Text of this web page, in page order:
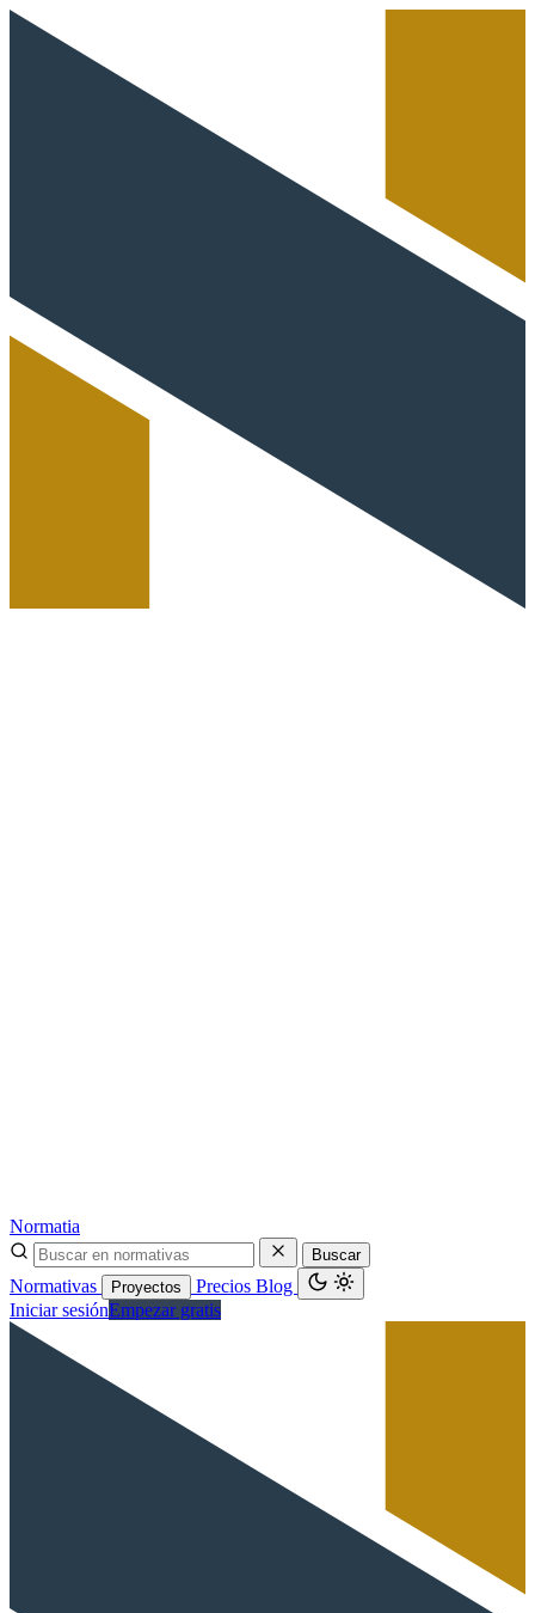
Normatia
Buscar
Normativas Proyectos Precios Blog
Iniciar sesiónEmpezar gratis